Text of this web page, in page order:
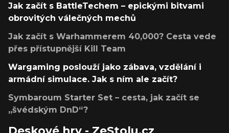
Jak začít s BattleTechem – epickými bitvami
obrovitých válečných mechů
Jak začít s Warhammerem 40,000? Cesta vede
přes přístupnější Kill Team
Wargaming poslouží jako zábava, vzdělání i
armádní simulace. Jak s ním ale začít?
Symbaroum Starter Set – cesta, jak začít se
„švédským DnD“?